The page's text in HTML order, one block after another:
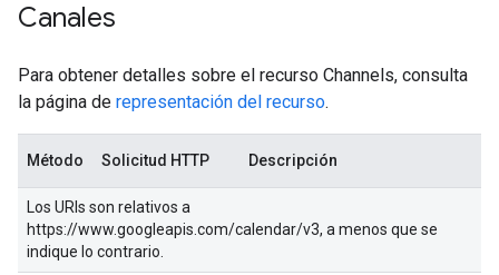
Canales
Para obtener detalles sobre el recurso Channels, consulta
la página de representación del recurso.
Método Solicitud HTTP Descripción
Los URIs son relativos a
https://www.googleapis.com/calendar/v3, a menos que se
indique lo contrario.